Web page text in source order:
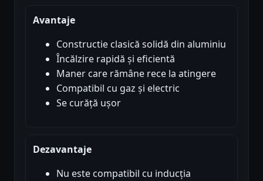
Avantaje
Constructie clasică solidă din aluminiu
Încălzire rapidă și eficientă
Maner care rămâne rece la atingere
Compatibil cu gaz și electric
Se curăță ușor
Dezavantaje
Nu este compatibil cu inducția